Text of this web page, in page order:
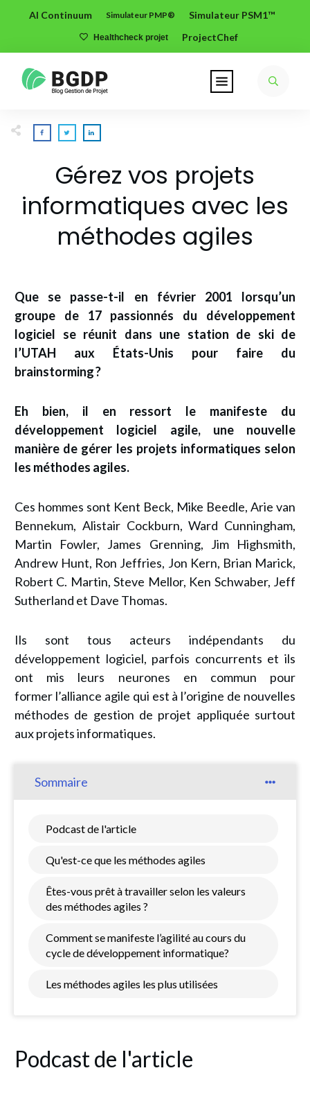
AI Continuum Simulateur PMP® Simulateur PSM1™
Healthcheck projet ProjectChef
Gérez vos projets
informatiques avec les
méthodes agiles
Que se passe-t-il en février 2001 lorsqu’un
groupe de 17 passionnés du développement
logiciel se réunit dans une station de ski de
l’UTAH aux États-Unis pour faire du
brainstorming ?
Eh bien, il en ressort le manifeste du
développement logiciel agile, une nouvelle
manière de gérer les projets informatiques selon
les méthodes agiles.
Ces hommes sont Kent Beck, Mike Beedle, Arie van
Bennekum, Alistair Cockburn, Ward Cunningham,
Martin Fowler, James Grenning, Jim Highsmith,
Andrew Hunt, Ron Jeffries, Jon Kern, Brian Marick,
Robert C. Martin, Steve Mellor, Ken Schwaber, Jeff
Sutherland et Dave Thomas.
Ils sont tous acteurs indépendants du
développement logiciel, parfois concurrents et ils
ont mis leurs neurones en commun pour
former l’alliance agile qui est à l’origine de nouvelles
méthodes de gestion de projet appliquée surtout
aux projets informatiques.
Sommaire
Podcast de l'article
Qu'est-ce que les méthodes agiles
Êtes-vous prêt à travailler selon les valeurs
des méthodes agiles ?
Comment se manifeste l’agilité au cours du
cycle de développement informatique?
Les méthodes agiles les plus utilisées
Podcast de l'article